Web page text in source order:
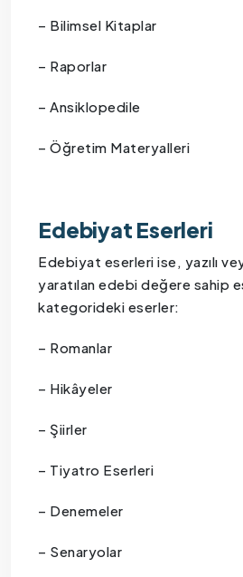
– Bilimsel Kitaplar
– Raporlar
– Ansiklopedile
– Öğretim Materyalleri
Edebiyat Eserleri
Edebiyat eserleri ise, yazılı
yaratılan edebi değere sahip
kategorideki eserler:
– Romanlar
– Hikâyeler
– Şiirler
– Tiyatro Eserleri
– Denemeler
– Senaryolar